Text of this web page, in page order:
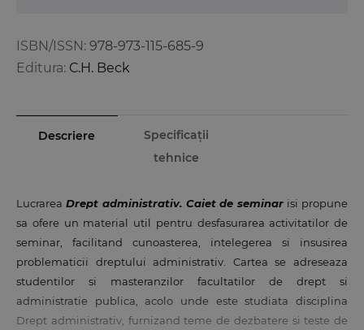
ISBN/ISSN: 978-973-115-685-9
Editura: C.H. Beck
Descriere
Specificații
tehnice
Lucrarea Drept administrativ. Caiet de seminar isi propune
sa ofere un material util pentru desfasurarea activitatilor de
seminar, facilitand cunoasterea, intelegerea si insusirea
problematicii dreptului administrativ. Cartea se adreseaza
studentilor si masteranzilor facultatilor de drept si
administratie publica, acolo unde este studiata disciplina
Drept administrativ, furnizand teme de dezbatere si teste de